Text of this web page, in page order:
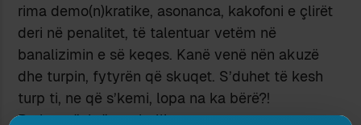
rima demo(n)kratike, asonanca, kakofoni e çlirët
deri në penalitet, të talentuar vetëm në
banalizimin e së keqes. Kanë venë nën akuzë
dhe turpin, fytyrën që skuqet. S’duhet të kesh
turp ti, ne që s’kemi, lopa na ka bërë?!
Po lopa është mrekulli.